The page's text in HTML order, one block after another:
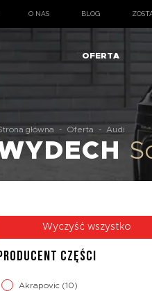
O NAS BLOG
OFERTA
główna - Oferta - Audi
Wyczyść wszystko
CZĘŚCI
Akrapovic (10)